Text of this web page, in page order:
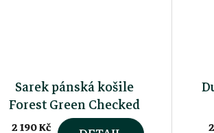
Sarek pánská košile
Forest Green Checked
2 190 Kč